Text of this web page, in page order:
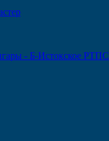
- Б-Истокское РТПС